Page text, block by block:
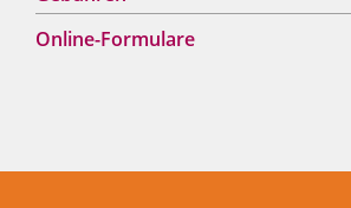
Online-Formulare